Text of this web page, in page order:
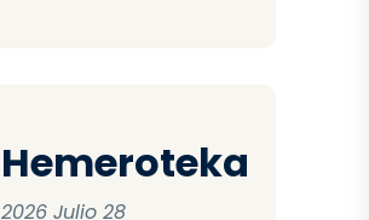
Hemeroteka
2026 Julio 28